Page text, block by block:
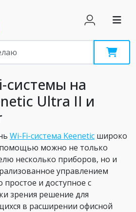
системы на
Ultra II и
Wi-Fi-система Keenetic широко
помощью можно не только
несколько приборов, но и
управлением
и доступное с
зрения решение для
в расширении офисной